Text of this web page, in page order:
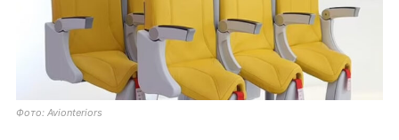
Фото: Avionteriors